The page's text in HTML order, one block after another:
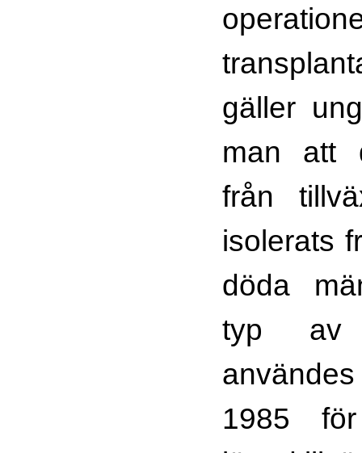
gäller
man att
från
isolerats
döda
typ av
1985